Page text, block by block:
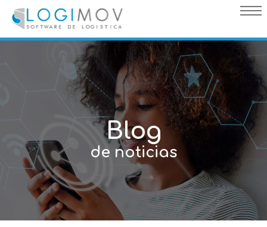
query failed, Table 'nwproject5_logimov.preload_images' doesn't
exist::SQL Query: /*qc=on*/ select * from preload_images where
pagina=15
Blog
de noticias